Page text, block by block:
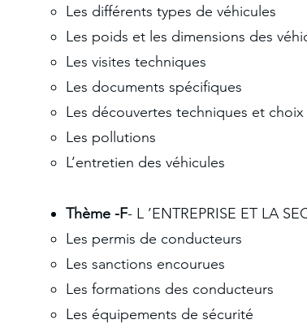
Les différents types de véhicules
Les poids et les dimensions des
Les visites techniques
Les documents spécifiques
Les découvertes techniques et
Les pollutions
L’entretien des véhicules
Thème -F- L ’ENTREPRISE ET LA
Les permis de conducteurs
Les sanctions encourues
Les formations des conducteurs
Les équipements de sécurité